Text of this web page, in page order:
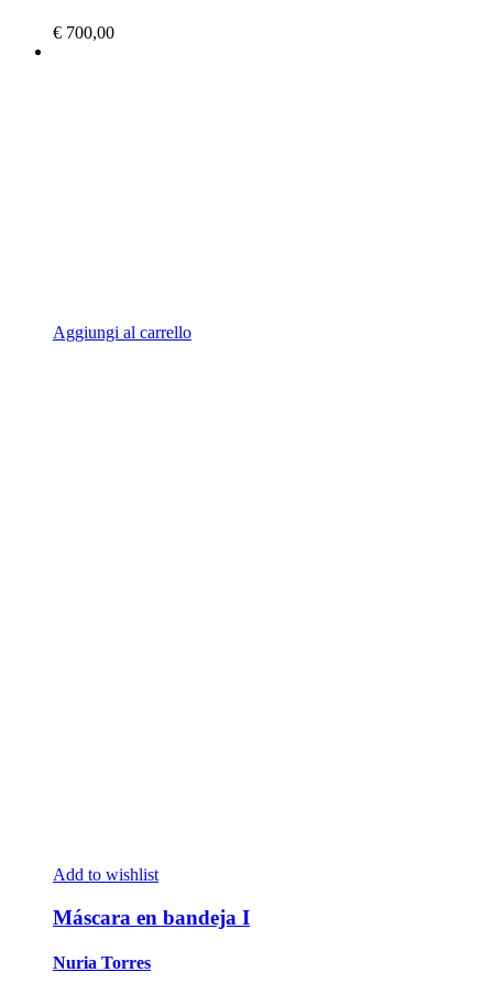
€ 700,00
Aggiungi al carrello
Add to wishlist
Máscara en bandeja I
Nuria Torres